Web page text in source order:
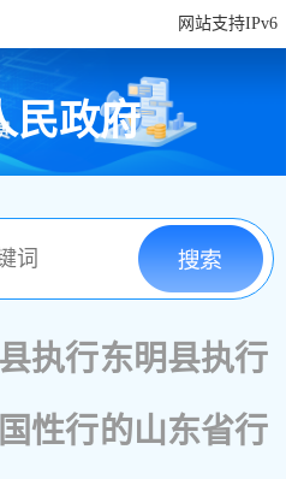
网站支持IPv6
民政府
执行
性行
东明县执行
的山东省行